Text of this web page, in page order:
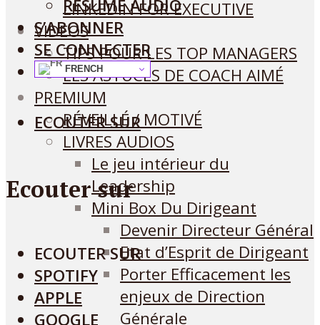
RÉSUMÉ AUDIO
S’ABONNER
SE CONNECTER
FRENCH
ECOUTER SUR
Ecouter sur
ECOUTER SUR
SPOTIFY
APPLE
GOOGLE
LINKEDIN FOR EXECUTIVE
VIDEOS
TIPS POUR LES TOP MANAGERS
LES ASTUCES DE COACH AIMÉ
PREMIUM
RÉVEILLÉ / MOTIVÉ
LIVRES AUDIOS
Le jeu intérieur du
Leadership
Mini Box Du Dirigeant
Devenir Directeur Général
Etat d’Esprit de Dirigeant
Porter Efficacement les
enjeux de Direction
Générale